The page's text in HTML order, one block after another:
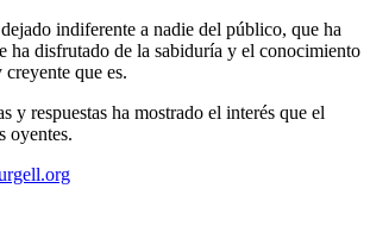
indiferente a nadie del público, que ha
ha disfrutado de la sabiduría y el conocimiento
que es.
y respuestas ha mostrado el interés que el
oyentes.